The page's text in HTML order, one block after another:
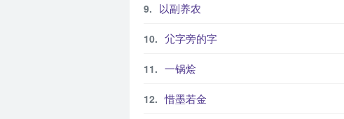
以副养农
尣字旁的字
一锅烩
惜墨若金